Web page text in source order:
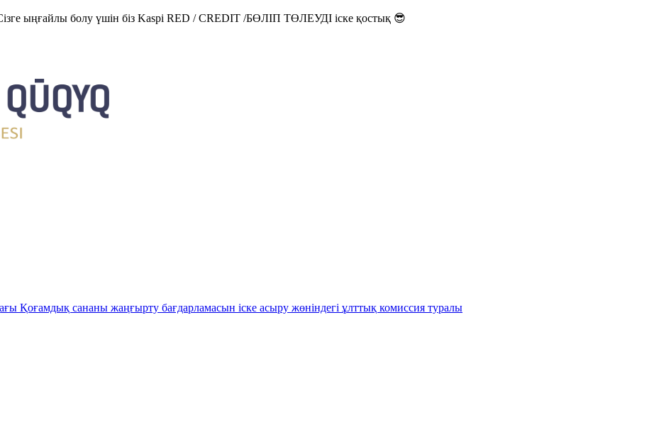
ыңғайлы болу үшін біз Kaspi RED / CREDIT /БӨЛІП ТӨЛЕУДІ іске қостық 😎
Қоғамдық сананы жаңғырту бағдарламасын іске асыру жөніндегі ұлттық комиссия туралы